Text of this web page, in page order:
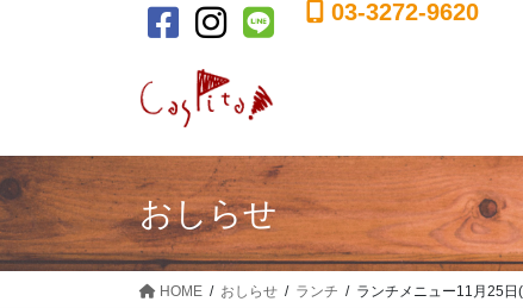
に
移
動
ョ
ン
に
移
動
03-3272-9620
おしらせ
HOME おしらせ ランチ ランチメニュー11月25